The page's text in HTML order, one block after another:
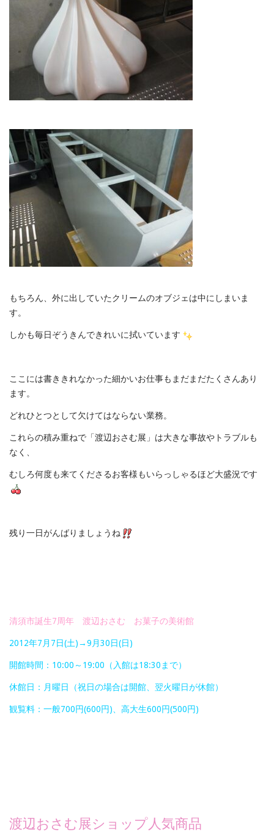
もちろん、外に出していたクリームのオブジェは中にしまいま
す。
しかも毎日ぞうきんできれいに拭いています
ここには書ききれなかった細かいお仕事もまだまだたくさんあり
ます。
どれひとつとして欠けてはならない業務。
これらの積み重ねで「渡辺おさむ展」は大きな事故やトラブルも
なく、
むしろ何度も来てくださるお客様もいらっしゃるほど大盛況です
残り一日がんばりましょうね
清須市誕生7周年 渡辺おさむ お菓子の美術館
2012年7月7日(土)→9月30日(日)
開館時間：10:00～19:00（入館は18:30まで）
休館日：月曜日（祝日の場合は開館、翌火曜日が休館）
観覧料：一般700円(600円)、高大生600円(500円)
渡辺おさむ展ショップ人気商品